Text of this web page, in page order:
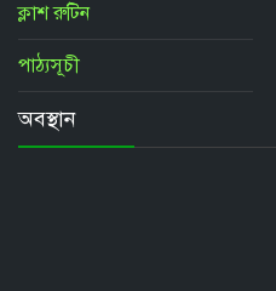
ক্লাশ রুটিন
পাঠ্যসূচী
অবস্থান